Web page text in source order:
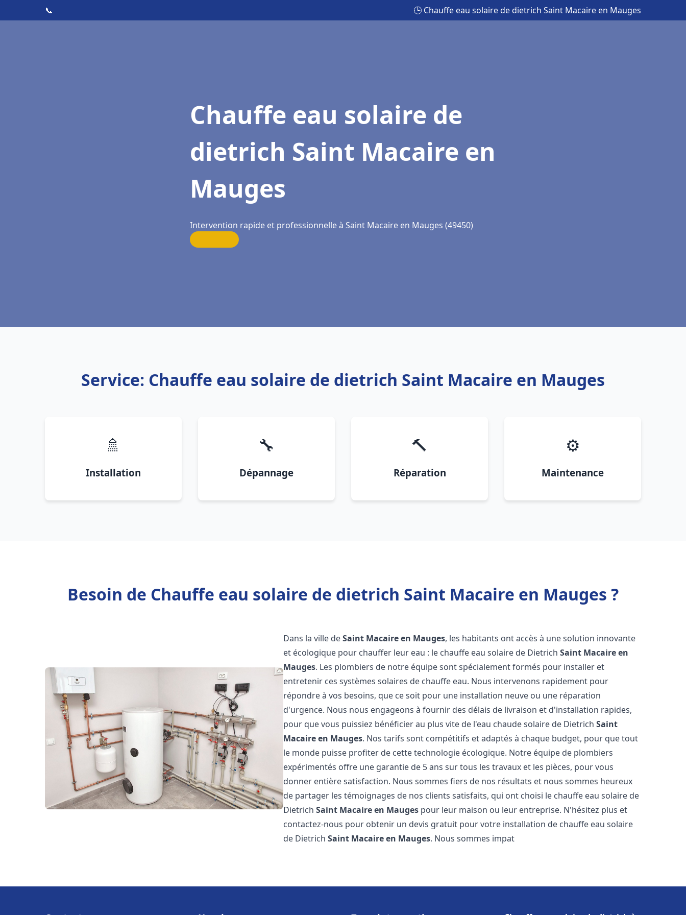
📞 🕒 Chauffe eau solaire de dietrich Saint Macaire en Mauges
Chauffe eau solaire de
dietrich Saint Macaire en
Mauges
Intervention rapide et professionnelle à Saint Macaire en Mauges (49450)
Service: Chauffe eau solaire de dietrich Saint Macaire en Mauges
🚿
Installation
🔧
Dépannage
🔨
Réparation
⚙️
Maintenance
Besoin de Chauffe eau solaire de dietrich Saint Macaire en Mauges ?
Dans la ville deSaint Macaire en Mauges, les habitants ont accès à une solution innovante
et écologique pour chauffer leur eau : le chauffe eau solaire de DietrichSaint Macaire en
Mauges. Les plombiers de notre équipe sont spécialement formés pour installer et
entretenir ces systèmes solaires de chauffe eau. Nous intervenons rapidement pour
répondre à vos besoins, que ce soit pour une installation neuve ou une réparation
d'urgence. Nous nous engageons à fournir des délais de livraison et d'installation rapides,
pour que vous puissiez bénéficier au plus vite de l'eau chaude solaire de DietrichSaint
Macaire en Mauges. Nos tarifs sont compétitifs et adaptés à chaque budget, pour que tout
le monde puisse profiter de cette technologie écologique. Notre équipe de plombiers
expérimentés offre une garantie de 5 ans sur tous les travaux et les pièces, pour vous
donner entière satisfaction. Nous sommes fiers de nos résultats et nous sommes heureux
de partager les témoignages de nos clients satisfaits, qui ont choisi le chauffe eau solaire de
DietrichSaint Macaire en Mauges pour leur maison ou leur entreprise. N'hésitez plus et
contactez-nous pour obtenir un devis gratuit pour votre installation de chauffe eau solaire
de DietrichSaint Macaire en Mauges. Nous sommes impat